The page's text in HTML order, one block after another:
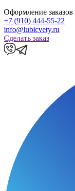
Оформление заказов
+7 (910) 444-55-22
info@lubicvety.ru
Сделать заказ